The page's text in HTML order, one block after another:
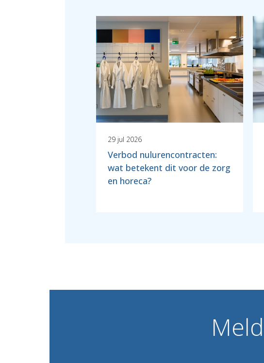
29 jul 2026
Verbod nulurencontracten:
wat betekent dit voor de zorg
en horeca?
Meld